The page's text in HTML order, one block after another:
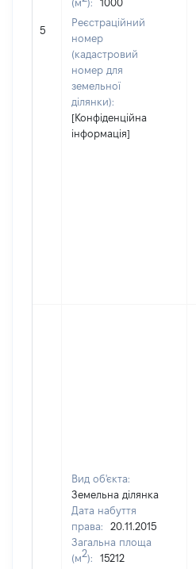
5
(м ):
1000
Реєстраційний
номер
(кадастровий
номер для
земельної
ділянки):
[Конфіденційна
інформація]
Вид об'єкта:
Земельна ділянка
Дата набуття
права:
20.11.2015
Загальна площа
(м2):
15212